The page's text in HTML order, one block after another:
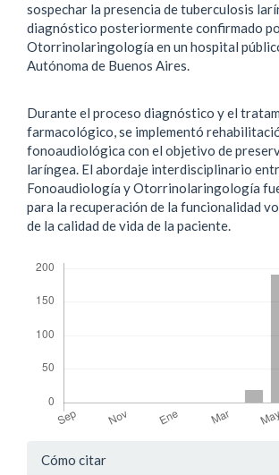
sospechar la presencia de tuberculosis
diagnóstico posteriormente confirmado
Otorrinolaringología en un hospital
Autónoma de Buenos Aires.
Durante el proceso diagnóstico y el
farmacológico, se implementó
fonoaudiológica con el objetivo de
laríngea. El abordaje interdisciplinario
Fonoaudiología y Otorrinolaringología
para la recuperación de la funcionalidad
de la calidad de vida de la paciente.
Detalles
Cómo citar